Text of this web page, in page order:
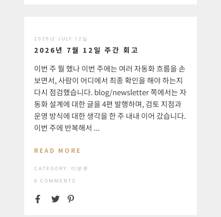
2026년 JULY 12일
2026년 7월 12일 주간 회고
이번 주 뭘 했나 이번 주에는 여러 자동화 흐름을 손
보면서, 사람이 어디에서 최종 확인을 해야 하는지
다시 점검했습니다. blog/newsletter 쪽에서는 자
동화 설계에 대한 글을 4편 발행하며, 검토 지점과
운영 방식에 대한 생각을 한 주 내내 이어 갔습니다.
이번 주에 반복해서 ...
READ MORE
CATEGORY: 미분류
0 COMMENTS